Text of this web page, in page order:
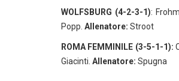
WOLFSBURG (4-2-3-1):
Popp. Allenatore: Stroot
ROMA FEMMINILE (3-5-1-1):
Giacinti. Allenatore: Spugna